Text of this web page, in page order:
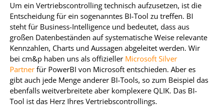
Um ein Vertriebscontrolling technisch aufzusetzen, ist die
Entscheidung für ein sogenanntes BI-Tool zu treffen. BI
steht für Business-Intelligence und bedeutet, dass aus
großen Datenbeständen auf systematische Weise relevante
Kennzahlen, Charts und Aussagen abgeleitet werden. Wir
bei cm&p haben uns als offizieller Microsoft Silver
Partner für PowerBI von Microsoft entschieden. Aber es
gibt auch jede Menge anderer BI-Tools, so zum Beispiel das
ebenfalls weitverbreitete aber komplexere QLIK. Das BI-
Tool ist das Herz Ihres Vertriebscontrollings.